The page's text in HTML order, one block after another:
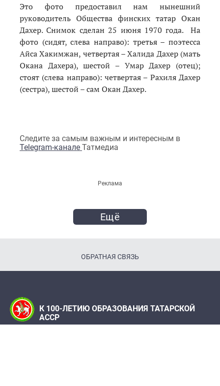
Это фото предоставил нам нынешний
руководитель Общества финских татар Окан
Дахер. Снимок сделан 25 июня 1970 года. На
фото (сидят, слева направо): третья – поэтесса
Айса Хакимжан, четвертая – Халида Дахер (мать
Окана Дахера), шестой – Умар Дахер (отец);
стоят (слева направо): четвертая – Рахиля Дахер
(сестра), шестой – сам Окан Дахер.
Следите за самым важным и интересным в
Telegram-канале Татмедиа
Реклама
Ещё
ОБРАТНАЯ СВЯЗЬ
К 100-ЛЕТИЮ ОБРАЗОВАНИЯ ТАТАРСКОЙ
АССР